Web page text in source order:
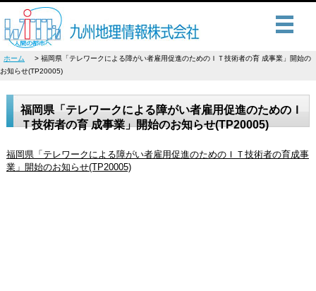
ホーム
福岡県「テレワークによる障がい者雇用促進のためのＩＴ技術者の育 成事業」開始の
お知らせ(TP20005)
福岡県「テレワークによる障がい者雇用促進のためのＩ
Ｔ技術者の育 成事業」開始のお知らせ(TP20005)
福岡県「テレワークによる障がい者雇用促進のためのＩＴ技術者の育成事
業」開始のお知らせ(TP20005)